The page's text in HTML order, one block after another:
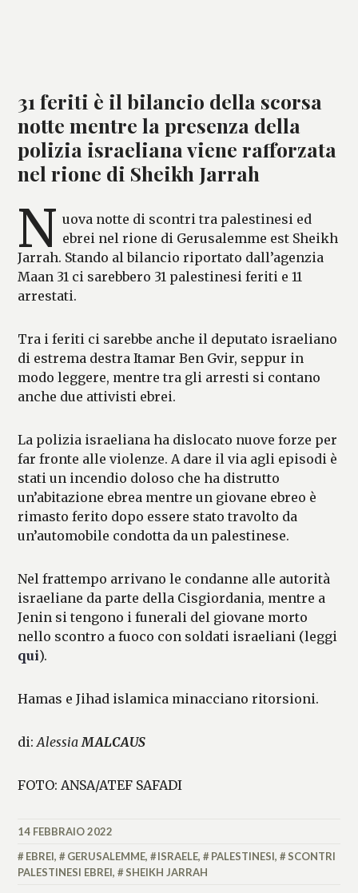
31 feriti è il bilancio della scorsa
notte mentre la presenza della
polizia israeliana viene rafforzata
nel rione di Sheikh Jarrah
N uova notte di scontri tra palestinesi ed
ebrei nel rione di Gerusalemme est Sheikh
Jarrah. Stando al bilancio riportato dall’agenzia
Maan 31 ci sarebbero 31 palestinesi feriti e 11
arrestati.
Tra i feriti ci sarebbe anche il deputato israeliano
di estrema destra Itamar Ben Gvir, seppur in
modo leggere, mentre tra gli arresti si contano
anche due attivisti ebrei.
La polizia israeliana ha dislocato nuove forze per
far fronte alle violenze. A dare il via agli episodi è
stati un incendio doloso che ha distrutto
un’abitazione ebrea mentre un giovane ebreo è
rimasto ferito dopo essere stato travolto da
un’automobile condotta da un palestinese.
Nel frattempo arrivano le condanne alle autorità
israeliane da parte della Cisgiordania, mentre a
Jenin si tengono i funerali del giovane morto
nello scontro a fuoco con soldati israeliani (leggi
qui).
Hamas e Jihad islamica minacciano ritorsioni.
di:AlessiaMALCAUS
FOTO: ANSA/ATEF SAFADI
ALESSIA
14 FEBBRAIO 2022
EBREI, GERUSALEMME, ISRAELE, PALESTINESI,
SCONTRI
PALESTINESI EBREI, SHEIKH JARRAH